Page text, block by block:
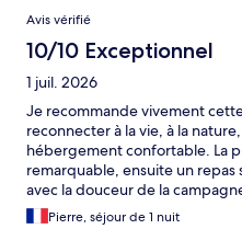
Avis vérifié
10/10 Exceptionnel
1 juil. 2026
Je recommande vivement
reconnecter à la vie, à la
hébergement confortable. La
remarquable, ensuite un
avec la douceur de la
déjeuner copieux avec des
Pierre, séjour de 1 nuit